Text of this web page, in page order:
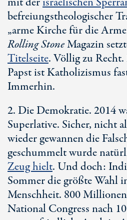
befreiungstheologischer
„arme Kirche für die
Rolling StoneMagazin
Titelseite. Völlig zu
Papst ist Katholizismus
Immerhin.
2. Die Demokratie. 2014
Superlative. Sicher, nicht
wieder gewannen die
geschummelt wurde
Zeug hielt. Und doch:
Sommer die größte Wahl
Menschheit. 800
National Congress nach